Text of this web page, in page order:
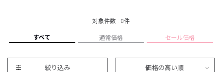
対象件数 : 0件
すべて 通常価格 セール価格
絞り込み 価格の高い順